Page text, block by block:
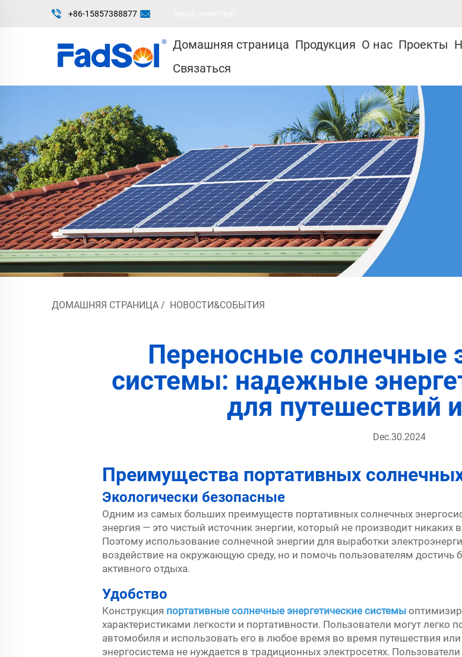
+86-15857388877
Домашняя страница Продукция О нас Проекты
Связаться
ДОМАШНЯЯ СТРАНИЦА / НОВОСТИ&СОБЫТИЯ
Переносные солнечные
системы: надежные
для путешествий
Dec.30.2024
Преимущества портативных
Экологически безопасные
Одним из самых больших преимуществ портативных солнечных
энергия — это чистый источник энергии, который не производит
Поэтому использование солнечной энергии для выработки
воздействие на окружающую среду, но и помочь пользователям достичь
активного отдыха.
Удобство
Конструкция портативные солнечные энергетические системы
характеристиками легкости и портативности. Пользователи могут легко
автомобиля и использовать его в любое время во время путешествия
энергосистема не нуждается в традиционных электросетях.